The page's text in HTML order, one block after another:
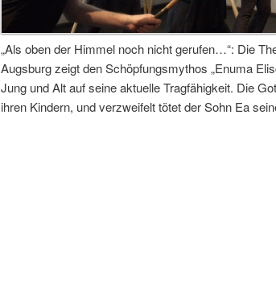
„Als oben der Himmel noch nicht gerufen…“: Die
Augsburg zeigt den Schöpfungsmythos „Enuma
Jung und Alt auf seine aktuelle Tragfähigkeit. Die
ihren Kindern, und verzweifelt tötet der Sohn Ea